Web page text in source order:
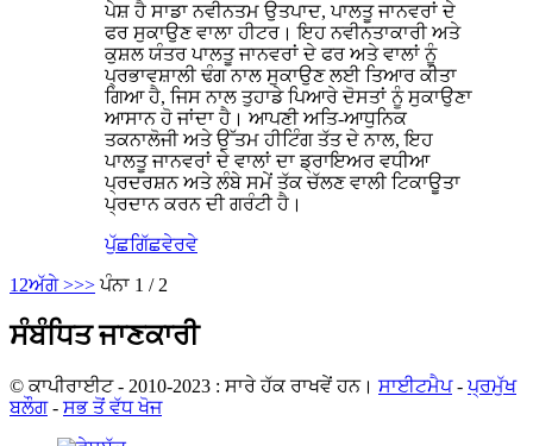
ਪੇਸ਼ ਹੈ ਸਾਡਾ ਨਵੀਨਤਮ ਉਤਪਾਦ, ਪਾਲਤੂ ਜਾਨਵਰਾਂ ਦੇ
ਫਰ ਸੁਕਾਉਣ ਵਾਲਾ ਹੀਟਰ। ਇਹ ਨਵੀਨਤਾਕਾਰੀ ਅਤੇ
ਕੁਸ਼ਲ ਯੰਤਰ ਪਾਲਤੂ ਜਾਨਵਰਾਂ ਦੇ ਫਰ ਅਤੇ ਵਾਲਾਂ ਨੂੰ
ਪ੍ਰਭਾਵਸ਼ਾਲੀ ਢੰਗ ਨਾਲ ਸੁਕਾਉਣ ਲਈ ਤਿਆਰ ਕੀਤਾ
ਗਿਆ ਹੈ, ਜਿਸ ਨਾਲ ਤੁਹਾਡੇ ਪਿਆਰੇ ਦੋਸਤਾਂ ਨੂੰ ਸੁਕਾਉਣਾ
ਆਸਾਨ ਹੋ ਜਾਂਦਾ ਹੈ। ਆਪਣੀ ਅਤਿ-ਆਧੁਨਿਕ
ਤਕਨਾਲੋਜੀ ਅਤੇ ਉੱਤਮ ਹੀਟਿੰਗ ਤੱਤ ਦੇ ਨਾਲ, ਇਹ
ਪਾਲਤੂ ਜਾਨਵਰਾਂ ਦੇ ਵਾਲਾਂ ਦਾ ਡ੍ਰਾਇਅਰ ਵਧੀਆ
ਪ੍ਰਦਰਸ਼ਨ ਅਤੇ ਲੰਬੇ ਸਮੇਂ ਤੱਕ ਚੱਲਣ ਵਾਲੀ ਟਿਕਾਊਤਾ
ਪ੍ਰਦਾਨ ਕਰਨ ਦੀ ਗਰੰਟੀ ਹੈ।
ਪੁੱਛਗਿੱਛਵੇਰਵੇ
1 2ਅੱਗੇ >>> ਪੰਨਾ 1 / 2
ਸੰਬੰਧਿਤ ਜਾਣਕਾਰੀ
© ਕਾਪੀਰਾਈਟ - 2010-2023 : ਸਾਰੇ ਹੱਕ ਰਾਖਵੇਂ ਹਨ। ਸਾਈਟਮੈਪ-ਪ੍ਰਮੁੱਖ
ਬਲੌਗ- ਸਭ ਤੋਂ ਵੱਧ ਖੋਜ